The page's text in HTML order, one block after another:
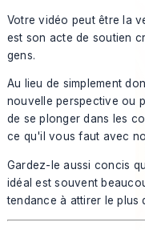
Votre vidéo peut être la
est son acte de soutien
gens.
Au lieu de simplement
nouvelle perspective ou
de se plonger dans les
ce qu'il vous faut avec
Gardez-le aussi concis
idéal est souvent
tendance à attirer le plus